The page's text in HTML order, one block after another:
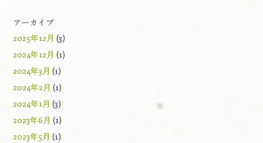
アーカイブ
2025年12月 (3)
2024年12月 (1)
2024年3月 (1)
2024年2月 (1)
2024年1月 (3)
2023年6月 (1)
2023年5月 (1)